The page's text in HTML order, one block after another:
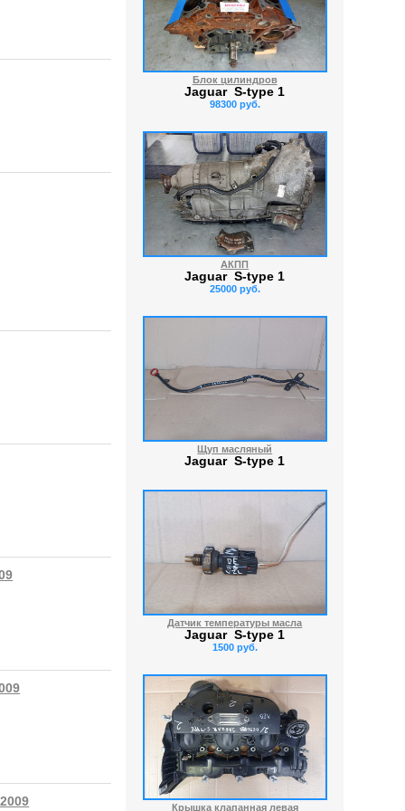
Блок цилиндров
Jaguar S-type 1
98300 руб.
АКПП
Jaguar S-type 1
25000 руб.
Щуп масляный
Jaguar S-type 1
Датчик температуры масла
Jaguar S-type 1
1500 руб.
Крышка клапанная левая